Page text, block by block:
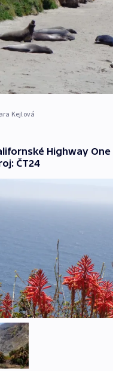
Kejlová
Highway
ČT24